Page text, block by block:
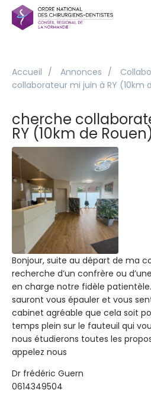
Accueil / Annonces /
collaborateur mi juin à RY (10km
cherche
RY (10km de
Bonjour, suite au départ de ma
recherche d’un confrère ou
en charge notre fidèle
sauront vous épauler et vous
cabinet agréable que cela soit
temps plein sur le fauteuil qui
nous étudierons toutes les
appelez nous
Dr frédéric Guern
0614349504